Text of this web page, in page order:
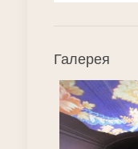
Галерея